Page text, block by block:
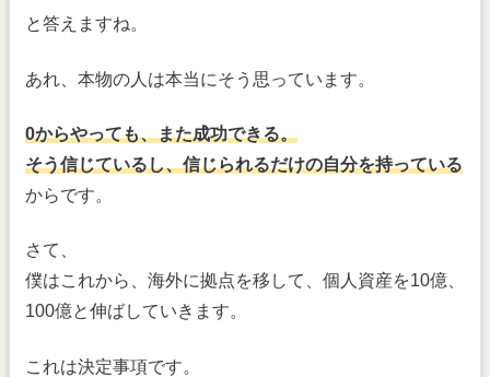
と答えますね。
あれ、本物の人は本当にそう思っています。
0からやっても、また成功できる。
そう信じているし、信じられるだけの自分を持っている
からです。
さて、
僕はこれから、海外に拠点を移して、個人資産を10億、
100億と伸ばしていきます。
これは決定事項です。